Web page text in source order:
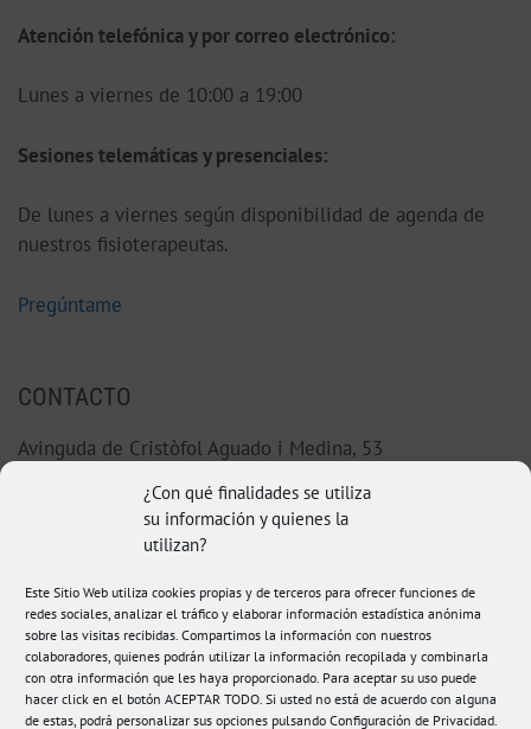
¿Con qué finalidades se utiliza
su información y quienes la
utilizan?
Este Sitio Web utiliza cookies propias y de terceros para ofrecer funciones de
redes sociales, analizar el tráfico y elaborar información estadística anónima
sobre las visitas recibidas. Compartimos la información con nuestros
colaboradores, quienes podrán utilizar la información recopilada y combinarla
con otra información que les haya proporcionado. Para aceptar su uso puede
hacer click en el botón ACEPTAR TODO. Si usted no está de acuerdo con alguna
de estas, podrá personalizar sus opciones pulsando Configuración de Privacidad.
Atención telefónica y por correo electrónico:
Lunes a viernes de 10:00 a 19:00
Sesiones telemáticas y presenciales:
De lunes a viernes según disponibilidad de agenda de
nuestros fisioterapeutas.
Pregúntame
CONTACTO
Avinguda de Cristòfol Aguado i Medina, 53
hola@fisioamanda.es